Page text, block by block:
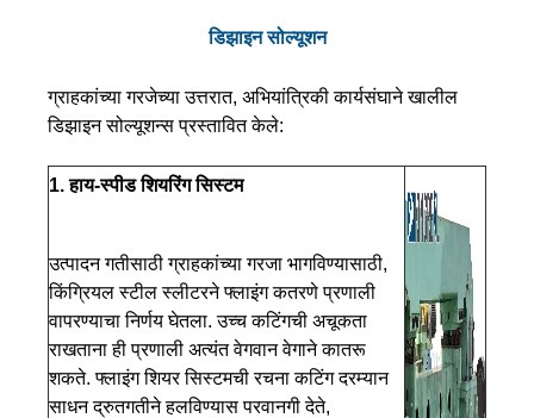
डिझाइन सोल्यूशन
ग्राहकांच्या गरजेच्या उत्तरात, अभियांत्रिकी कार्यसंघाने खालील
डिझाइन सोल्यूशन्स प्रस्तावित केले:
1. हाय-स्पीड शियरिंग सिस्टम
उत्पादन गतीसाठी ग्राहकांच्या गरजा भागविण्यासाठी,
किंग्रियल स्टील स्लीटरने फ्लाइंग कतरणे प्रणाली
वापरण्याचा निर्णय घेतला. उच्च कटिंगची अचूकता
राखताना ही प्रणाली अत्यंत वेगवान वेगाने कातरू
शकते. फ्लाइंग शियर सिस्टमची रचना कटिंग दरम्यान
साधन द्रुतगतीने हलविण्यास परवानगी देते,